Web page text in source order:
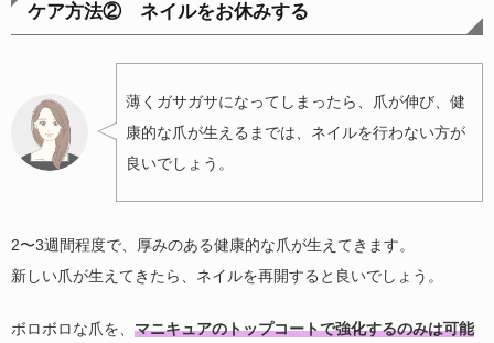
ケア方法② ネイルをお休みする
薄くガサガサになってしまったら、爪が伸び、健
康的な爪が生えるまでは、ネイルを行わない方が
良いでしょう。
2〜3週間程度で、厚みのある健康的な爪が生えてきます。
新しい爪が生えてきたら、ネイルを再開すると良いでしょう。
ボロボロな爪を、 マニキュアのトップコートで強化するのみは可能